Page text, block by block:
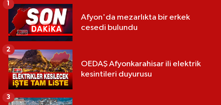
Afyon'da mezarlıkta bir erkek
cesedi bulundu
1
OEDAŞ Afyonkarahisar ili elektrik
kesintileri duyurusu
2
3